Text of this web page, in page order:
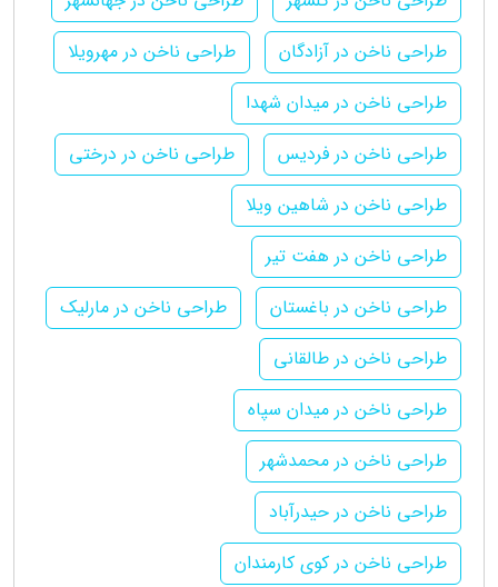
طراحی ناخن در آزادگان
طراحی ناخن در مهرویلا
طراحی ناخن در میدان شهدا
طراحی ناخن در فردیس
طراحی ناخن در درختی
طراحی ناخن در شاهین ویلا
طراحی ناخن در هفت تیر
طراحی ناخن در باغستان
طراحی ناخن در مارلیک
طراحی ناخن در طالقانی
طراحی ناخن در میدان سپاه
طراحی ناخن در محمدشهر
طراحی ناخن در حیدرآباد
طراحی ناخن در کوی کارمندان